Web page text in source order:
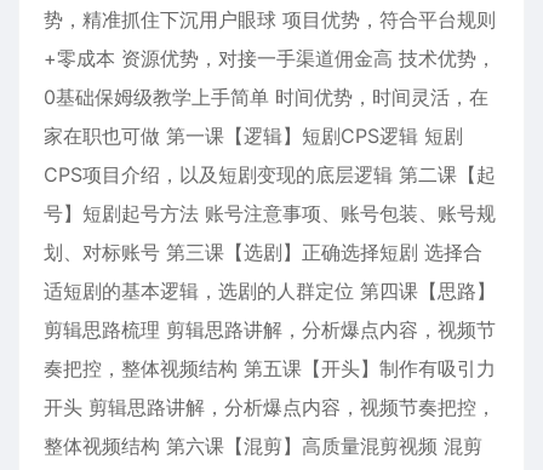
势，精准抓住下沉用户眼球 项目优势，符合平台规则
+零成本 资源优势，对接一手渠道佣金高 技术优势，
0基础保姆级教学上手简单 时间优势，时间灵活，在
家在职也可做 第一课【逻辑】短剧CPS逻辑 短剧
CPS项目介绍，以及短剧变现的底层逻辑 第二课【起
号】短剧起号方法 账号注意事项、账号包装、账号规
划、对标账号 第三课【选剧】正确选择短剧 选择合
适短剧的基本逻辑，选剧的人群定位 第四课【思路】
剪辑思路梳理 剪辑思路讲解，分析爆点内容，视频节
奏把控，整体视频结构 第五课【开头】制作有吸引力
开头 剪辑思路讲解，分析爆点内容，视频节奏把控，
整体视频结构 第六课【混剪】高质量混剪视频 混剪